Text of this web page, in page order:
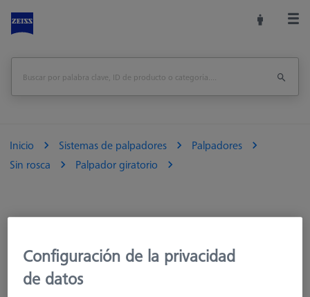
Inicio Sistemas de palpadores
Palpadores
Sin rosca
Palpador giratorio
Configuración de la privacidad
de datos